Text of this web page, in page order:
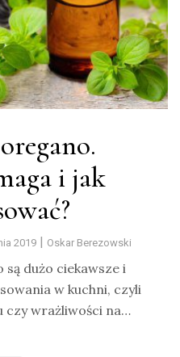
i jak
2019 | Oskar Berezowski
są dużo ciekawsze i
w kuchni, czyli
czy wrażliwości na…